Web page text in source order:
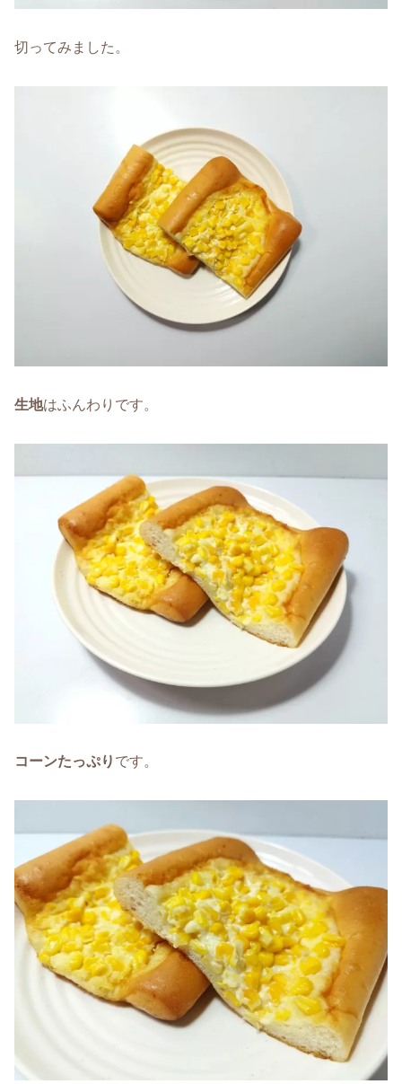
切ってみました。
生地はふんわりです。
コーンたっぷり です。